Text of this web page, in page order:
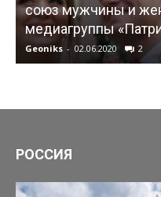
союз мужчины и
медиагруппы
Geoniks - 02.06.2020 2
РОССИЯ